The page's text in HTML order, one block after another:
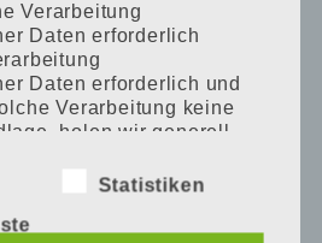
Kindermode im
kaufen
man wo?
Verarbeitung
Daten erforderlich
Daten erforderlich und
Verarbeitung keine
holen wir generell
Namens, der Anschrift, E-
Statistiken